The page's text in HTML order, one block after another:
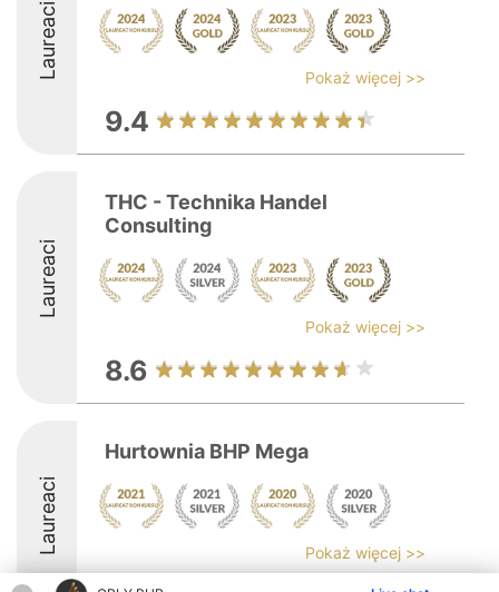
Laureaci Pokaż więcej >>
9.4
Laureaci
THC - Technika Handel
Consulting
Pokaż więcej >>
8.6
Laureaci
Hurtownia BHP Mega
Pokaż więcej >>